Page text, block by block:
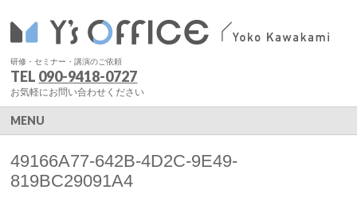
研修・セミナー・講演のご依頼
TEL 090-9418-0727
お気軽にお問い合わせください
MENU
49166A77-642B-4D2C-9E49-
819BC29091A4